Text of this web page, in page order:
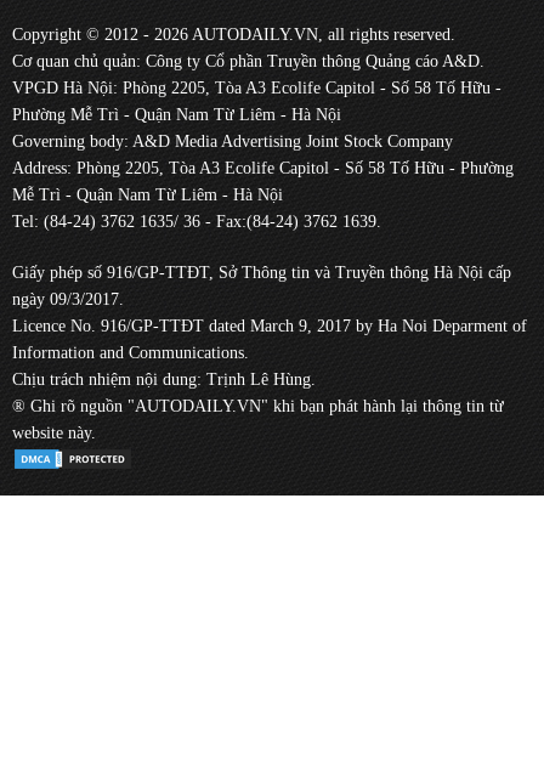
Copyright © 2012 - 2026 AUTODAILY.VN, all rights reserved.
Cơ quan chủ quản: Công ty Cổ phần Truyền thông Quảng cáo A&D.
VPGD Hà Nội: Phòng 2205, Tòa A3 Ecolife Capitol - Số 58 Tố Hữu -
Phường Mễ Trì - Quận Nam Từ Liêm - Hà Nội
Governing body: A&D Media Advertising Joint Stock Company
Address: Phòng 2205, Tòa A3 Ecolife Capitol - Số 58 Tố Hữu - Phường
Mễ Trì - Quận Nam Từ Liêm - Hà Nội
Tel: (84-24) 3762 1635/ 36 - Fax:(84-24) 3762 1639.
Giấy phép số 916/GP-TTĐT, Sở Thông tin và Truyền thông Hà Nội cấp
ngày 09/3/2017.
Licence No. 916/GP-TTĐT dated March 9, 2017 by Ha Noi Deparment of
Information and Communications.
Chịu trách nhiệm nội dung: Trịnh Lê Hùng.
® Ghi rõ nguồn "AUTODAILY.VN" khi bạn phát hành lại thông tin từ
website này.